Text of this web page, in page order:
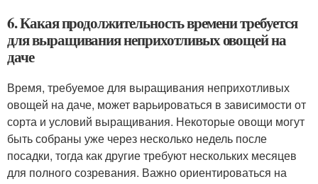
6. Какая продолжительность времени требуется
для выращивания неприхотливых овощей на
даче
Время, требуемое для выращивания неприхотливых
овощей на даче, может варьироваться в зависимости от
сорта и условий выращивания. Некоторые овощи могут
быть собраны уже через несколько недель после
посадки, тогда как другие требуют нескольких месяцев
для полного созревания. Важно ориентироваться на